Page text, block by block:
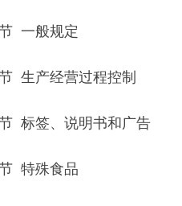
一般规定
产经营过程控制
签、说明书和广告
特殊食品